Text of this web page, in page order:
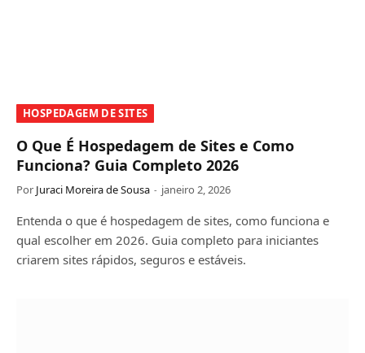
HOSPEDAGEM DE SITES
O Que É Hospedagem de Sites e Como
Funciona? Guia Completo 2026
Por Juraci Moreira de Sousa janeiro 2, 2026
Entenda o que é hospedagem de sites, como funciona e
qual escolher em 2026. Guia completo para iniciantes
criarem sites rápidos, seguros e estáveis.